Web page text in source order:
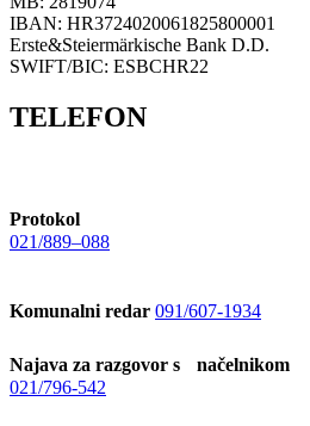
IBAN: HR3724020061825800001
Erste&Steiermärkische Bank D.D.
SWIFT/BIC: ESBCHR22
TELEFON
Protokol
021/889–088
Komunalni redar 091/607-1934
Najava za razgovor s načelnikom
021/796-542